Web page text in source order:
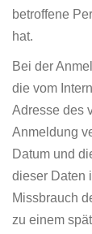
betroffene
hat.
Bei der
die vom
Adresse des
Anmeldung
Datum und
dieser Daten
Missbrauch
zu einem